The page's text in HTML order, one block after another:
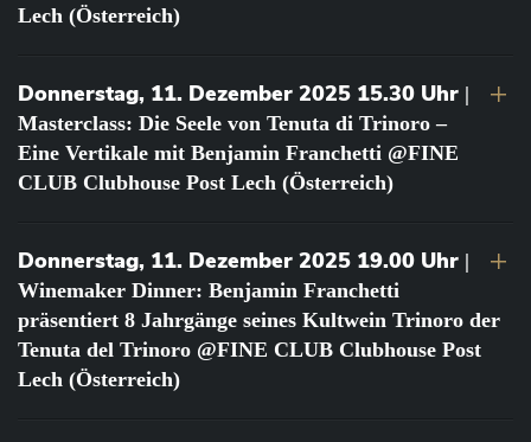
Lech (Österreich)
Donnerstag, 11. Dezember 2025 15.30 Uhr |
Masterclass: Die Seele von Tenuta di Trinoro –
Eine Vertikale mit Benjamin Franchetti @FINE
CLUB Clubhouse Post Lech (Österreich)
Donnerstag, 11. Dezember 2025 19.00 Uhr |
Winemaker Dinner: Benjamin Franchetti
präsentiert 8 Jahrgänge seines Kultwein Trinoro der
Tenuta del Trinoro @FINE CLUB Clubhouse Post
Lech (Österreich)